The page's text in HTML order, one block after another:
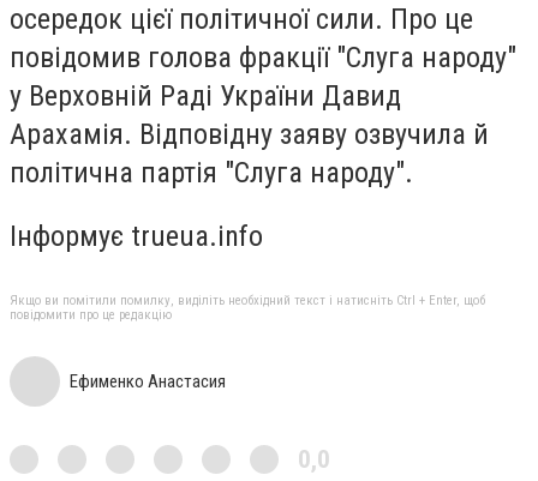
осередок цієї політичної сили. Про це
повідомив голова фракції "Слуга народу"
у Верховній Раді України Давид
Арахамія. Відповідну заяву озвучила й
політична партія "Слуга народу".
Інформує trueua.info
Якщо ви помітили помилку, виділіть необхідний текст і натисніть Ctrl + Enter, щоб
повідомити про це редакцію
Ефименко Анастасия
0,0